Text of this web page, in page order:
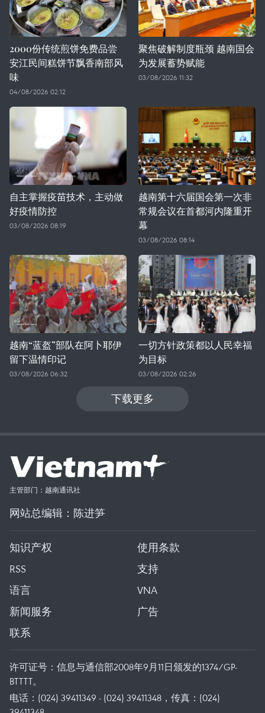
2000份传统煎饼免费品尝
安江民间糕饼节飘香南部风
味
04/08/2026 02:12
聚焦破解制度瓶颈 越南国会
为发展蓄势赋能
03/08/2026 11:32
自主掌握疫苗技术，主动做
好疫情防控
03/08/2026 08:19
越南第十六届国会第一次非
常规会议在首都河内隆重开
幕
03/08/2026 08:14
越南“蓝盔”部队在阿卜耶伊
留下温情印记
03/08/2026 06:32
一切方针政策都以人民幸福
为目标
03/08/2026 02:26
下载更多
主管部门：越南通讯社
网站总编辑：陈进笋
知识产权
使用条款
RSS
支持
语言
VNA
新闻服务
广告
联系
许可证号：信息与通信部2008年9月11日颁发的1374/GP-
BTTTT。
电话：(024) 39411349 - (024) 39411348，传真：(024)